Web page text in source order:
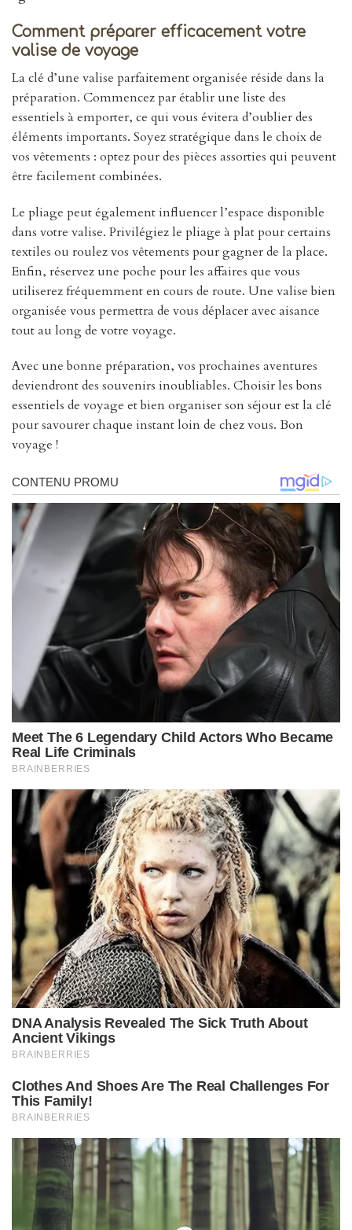
Comment préparer efficacement votre
valise de voyage
La clé d’une valise parfaitement organisée réside dans la
préparation. Commencez par établir une liste des
essentiels à emporter, ce qui vous évitera d’oublier des
éléments importants. Soyez stratégique dans le choix de
vos vêtements : optez pour des pièces assorties qui peuvent
être facilement combinées.
Le pliage peut également influencer l’espace disponible
dans votre valise. Privilégiez le pliage à plat pour certains
textiles ou roulez vos vêtements pour gagner de la place.
Enfin, réservez une poche pour les affaires que vous
utiliserez fréquemment en cours de route. Une valise bien
organisée vous permettra de vous déplacer avec aisance
tout au long de votre voyage.
Avec une bonne préparation, vos prochaines aventures
deviendront des souvenirs inoubliables. Choisir les bons
essentiels de voyage et bien organiser son séjour est la clé
pour savourer chaque instant loin de chez vous. Bon
voyage !